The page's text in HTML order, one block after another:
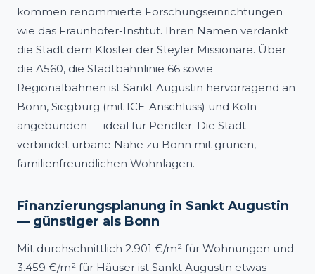
kommen renommierte Forschungseinrichtungen
wie das Fraunhofer-Institut. Ihren Namen verdankt
die Stadt dem Kloster der Steyler Missionare. Über
die A560, die Stadtbahnlinie 66 sowie
Regionalbahnen ist Sankt Augustin hervorragend an
Bonn, Siegburg (mit ICE-Anschluss) und Köln
angebunden — ideal für Pendler. Die Stadt
verbindet urbane Nähe zu Bonn mit grünen,
familienfreundlichen Wohnlagen.
Finanzierungsplanung in Sankt Augustin
— günstiger als Bonn
Mit durchschnittlich 2.901 €/m² für Wohnungen und
3.459 €/m² für Häuser ist Sankt Augustin etwas